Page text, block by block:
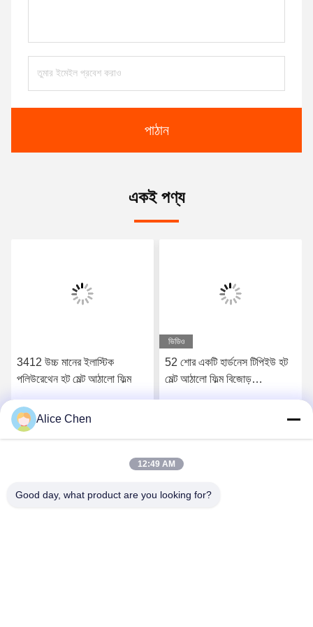
পাঠান
একই পণ্য
3412 উচ্চ মানের ইলাস্টিক
পলিউরেথেন হট মেল্ট আঠালো ফিল্ম
ভিডিও
52 শোর একটি হার্ডনেস টিপিইউ হট
মেল্ট আঠালো ফিল্ম বিজোড়
Alice Chen
12:49 AM
Good day, what product are you looking for?